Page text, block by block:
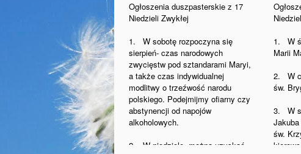
Ogłoszenia duszpasterskie z 17
Niedzieli Zwykłej
1. W sobotę rozpoczyna się
sierpień- czas narodowych
zwycięstw pod sztandarami Maryi,
a także czas indywidualnej
modlitwy o trzeźwość narodu
polskiego. Podejmijmy ofiarny czy
abstynencji od napojów
alkoholowych.
2. W niedzielę, można uzyskać
1. W
Marii
2. W
św.
3. W
św.